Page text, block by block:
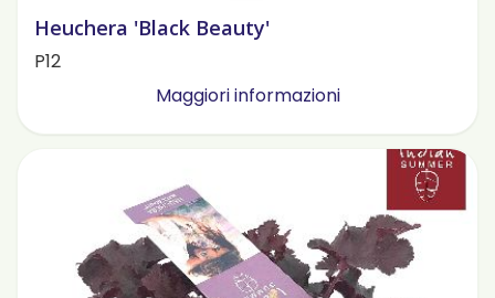
Heuchera 'Black Beauty'
P12
Maggiori informazioni